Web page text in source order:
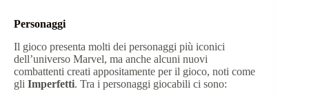
Personaggi
Il gioco presenta molti dei personaggi più iconici
dell’universo Marvel, ma anche alcuni nuovi
combattenti creati appositamente per il gioco, noti come
gli Imperfetti. Tra i personaggi giocabili ci sono: